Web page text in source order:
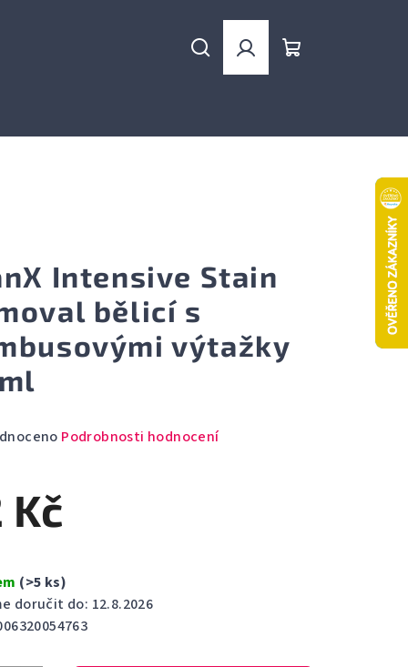
HledatPřihlášení
Intensive Stain
bělicí s
výtažky
Podrobnosti hodnocení
Kč
(>5 ks)
doručit do: 12.8.2026